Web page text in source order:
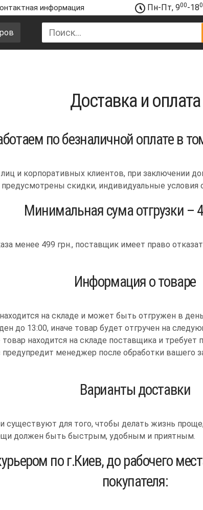
информация Пн-Пт, 900-18
Доставка и оплата
по безналичной оплате в
и корпоративных клиентов, при заключении
скидки, индивидуальные условия
Минимальная сума отгрузки –
менее 499 грн., поставщик имеет право
Информация о товаре
на складе и может быть отгружен в день
до 13:00, иначе товар будет отгручен на
находится на складе поставщика и
предупредит менеджер после обработки вашего
Варианты доставки
для того, чтобы делать жизнь
должен быть быстрым, удобным и приятным.
по г.Киев, до рабочего
покупателя: